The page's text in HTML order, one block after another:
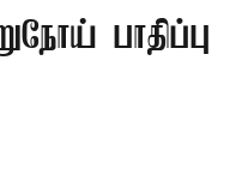
பாதிப்பு